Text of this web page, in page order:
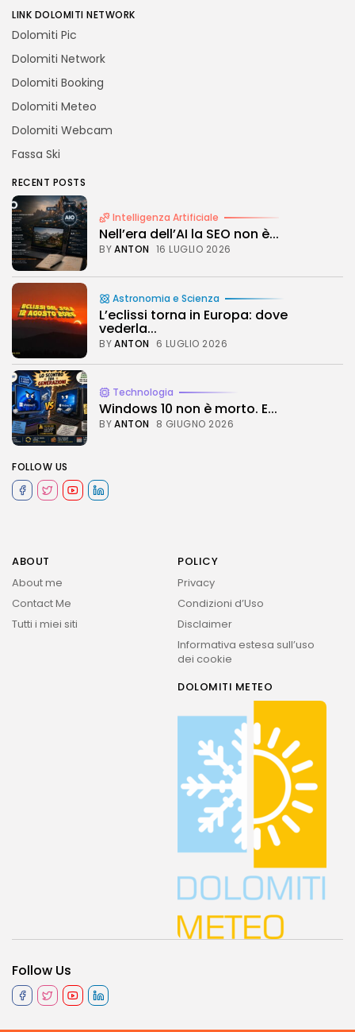
LINK DOLOMITI NETWORK
Dolomiti Pic
Dolomiti Network
Dolomiti Booking
Dolomiti Meteo
Dolomiti Webcam
Fassa Ski
RECENT POSTS
Intelligenza Artificiale
Nell’era dell’AI la SEO non è...
BYANTON 16 LUGLIO 2026
Astronomia e Scienza
L’eclissi torna in Europa: dove
vederla...
BYANTON 6 LUGLIO 2026
Technologia
Windows 10 non è morto. E...
BYANTON 8 GIUGNO 2026
FOLLOW US
ABOUT
About me
Contact Me
Tutti i miei siti
POLICY
Privacy
Condizioni d’Uso
Disclaimer
Informativa estesa sull’uso
dei cookie
DOLOMITI METEO
Follow Us